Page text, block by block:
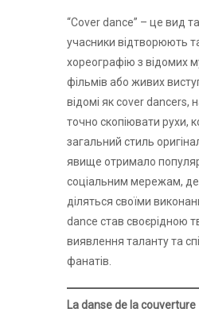
“Cover dance” – це вид
учасники відтворюють
хореографію з відомих
фільмів або живих
відомі як cover dancers,
точно скопіювати рухи,
загальний стиль
явище отримало
соціальним мережам, де
діляться своїми
dance став своєрідною
виявлення таланту та
фанатів.
La danse de la couverture